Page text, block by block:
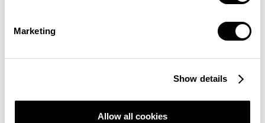
Marketing
Show details
Allow all cookies